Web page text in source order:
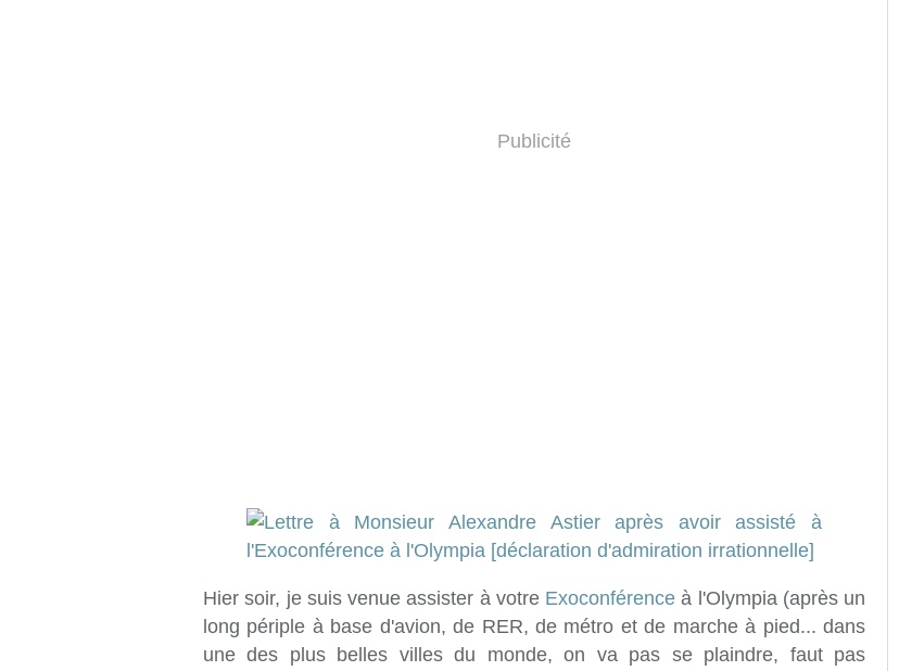
Publicité
Hier soir, je suis venue assister à votre Exoconférenceà l'Olympia (après un
long périple à base d'avion, de RER, de métro et de marche à pied... dans
une des plus belles villes du monde, on va pas se plaindre, faut pas